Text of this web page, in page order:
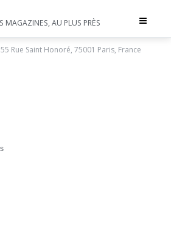
Toggle
MAGAZINES, AU PLUS PRÈS
Rue Saint Honoré, 75001 Paris, France